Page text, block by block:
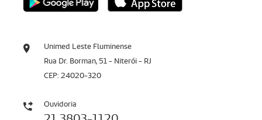
Unimed Leste Fluminense
Rua Dr. Borman, 51 - Niterói - RJ
CEP: 24020-320
Ouvidoria